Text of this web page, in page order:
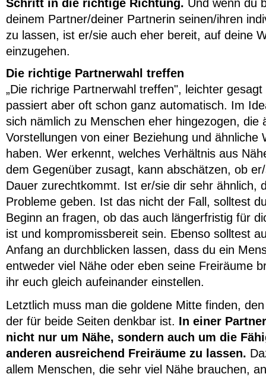
Schritt in die richtige Richtung. Und wenn du
deinem Partner/deiner Partnerin seinen/ihren
zu lassen, ist er/sie auch eher bereit, auf deine
einzugehen.
Die richtige Partnerwahl treffen
„Die richrige Partnerwahl treffen", leichter
passiert aber oft schon ganz automatisch. Im
sich nämlich zu Menschen eher hingezogen, die
Vorstellungen von einer Beziehung und ähnliche
haben. Wer erkennt, welches Verhältnis aus
dem Gegenüber zusagt, kann abschätzen, ob
Dauer zurechtkommt. Ist er/sie dir sehr ähnlich,
Probleme geben. Ist das nicht der Fall, solltest
Beginn an fragen, ob das auch längerfristig für
ist und kompromissbereit sein. Ebenso solltest
Anfang an durchblicken lassen, dass du ein
entweder viel Nähe oder eben seine Freiräume
ihr euch gleich aufeinander einstellen.
Letztlich muss man die goldene Mitte finden,
der für beide Seiten denkbar ist. In einer
nicht nur um Nähe, sondern auch um die
anderen ausreichend Freiräume zu lassen.
allem Menschen, die sehr viel Nähe brauchen,